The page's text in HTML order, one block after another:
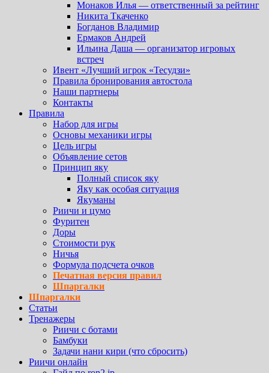
Монаков Илья — ответственный за рейтинг
Никита Ткаченко
Богданов Владимир
Ермаков Андрей
Ильина Даша — организатор игровых
встреч
Ивент «Лучший игрок «Тесудзи»
Правила бронирования автостола
Наши партнеры
Контакты
Правила
Набор для игры
Основы механики игры
Цель игры
Объявление сетов
Принцип яку
Полный список яку
Яку как особая ситуация
Якуманы
Риичи и цумо
Фуритен
Доры
Стоимости рук
Ничья
Формула подсчета очков
Печатная версия правил
Шпаргалки
Шпаргалки
Статьи
Тренажеры
Риичи с ботами
Бамбуки
Задачи нани кири (что сбросить)
Риичи онлайн